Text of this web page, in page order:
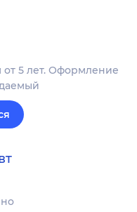
от 5 лет. Оформление